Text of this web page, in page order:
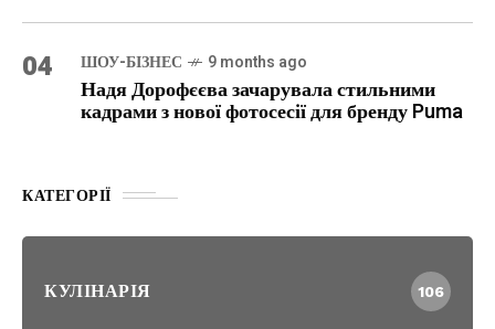
04 ШОУ-БІЗНЕС 9 months ago
Надя Дорофєєва зачарувала стильними
кадрами з нової фотосесії для бренду Puma
КАТЕГОРІЇ
КУЛІНАРІЯ 106